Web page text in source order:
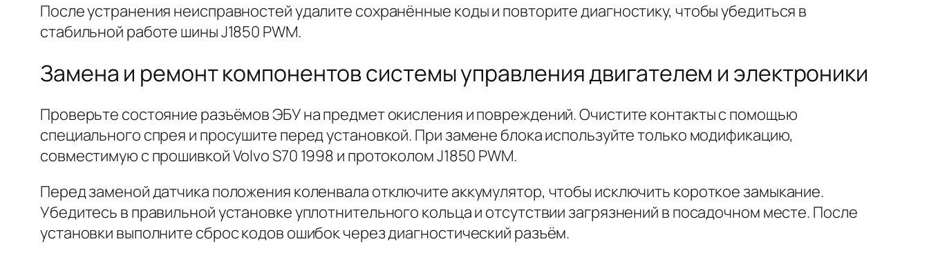
После устранения неисправностей удалите сохранённые коды и повторите диагностику, чтобы убедиться в
стабильной работе шины J1850 PWM.
Замена и ремонт компонентов системы управления двигателем и электроники
Проверьте состояние разъёмов ЭБУ на предмет окисления и повреждений. Очистите контакты с помощью
специального спрея и просушите перед установкой. При замене блока используйте только модификацию,
совместимую с прошивкой Volvo S70 1998 и протоколом J1850 PWM.
Перед заменой датчика положения коленвала отключите аккумулятор, чтобы исключить короткое замыкание.
Убедитесь в правильной установке уплотнительного кольца и отсутствии загрязнений в посадочном месте. После
установки выполните сброс кодов ошибок через диагностический разъём.